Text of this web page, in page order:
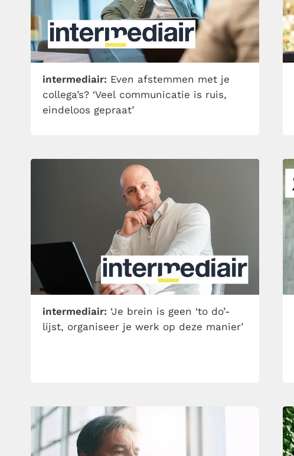
intermediair: Even afstemmen met je
collega’s? ‘Veel communicatie is ruis,
eindeloos gepraat’
intermediair: ‘Je brein is geen ‘to do’-
lijst, organiseer je werk op deze manier’